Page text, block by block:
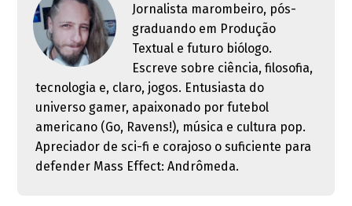
Jornalista marombeiro, pós-
graduando em Produção
Textual e futuro biólogo.
Escreve sobre ciência, filosofia,
tecnologia e, claro, jogos. Entusiasta do
universo gamer, apaixonado por futebol
americano (Go, Ravens!), música e cultura pop.
Apreciador de sci-fi e corajoso o suficiente para
defender Mass Effect: Andrômeda.